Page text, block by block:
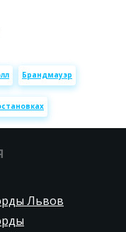
Брандмауэр
Львов